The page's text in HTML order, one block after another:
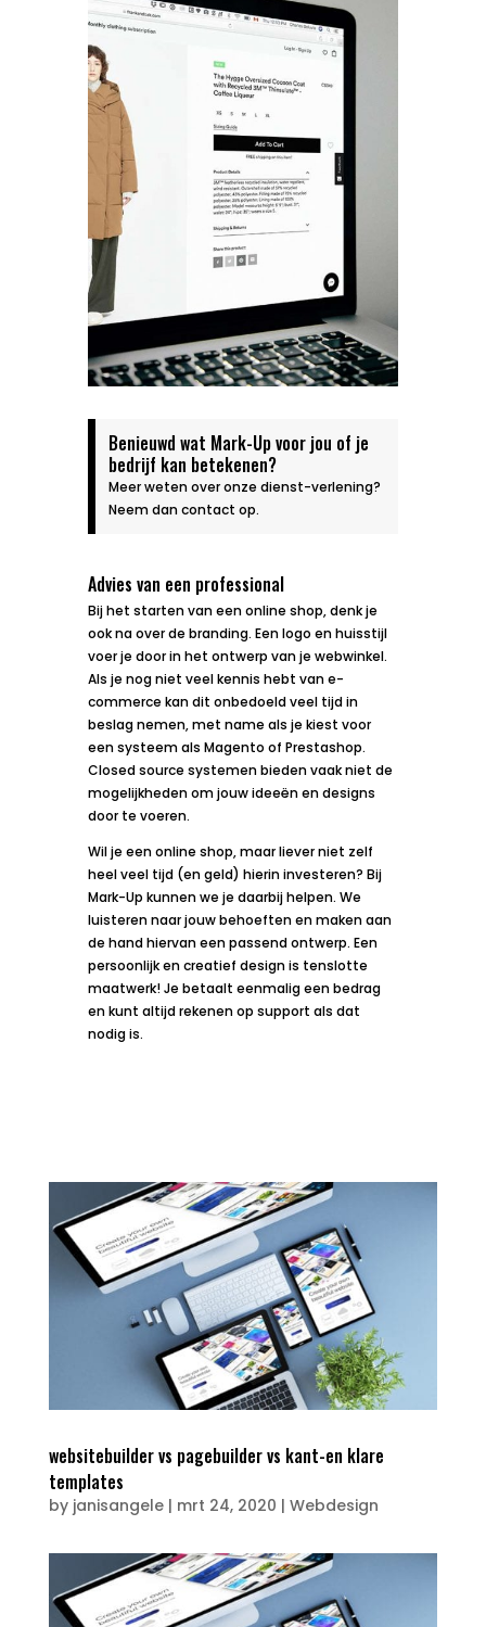
Benieuwd wat Mark-Up voor jou of je
bedrijf kan betekenen?
Meer weten over onze dienst-verlening?
Neem dan contact op.
Advies van een professional
Bij het starten van een online shop, denk je
ook na over de branding. Een logo en huisstijl
voer je door in het ontwerp van je webwinkel.
Als je nog niet veel kennis hebt van e-
commerce kan dit onbedoeld veel tijd in
beslag nemen, met name als je kiest voor
een systeem als Magento of Prestashop.
Closed source systemen bieden vaak niet de
mogelijkheden om jouw ideeën en designs
door te voeren.
Wil je een online shop, maar liever niet zelf
heel veel tijd (en geld) hierin investeren? Bij
Mark-Up kunnen we je daarbij helpen. We
luisteren naar jouw behoeften en maken aan
de hand hiervan een passend ontwerp. Een
persoonlijk en creatief design is tenslotte
maatwerk! Je betaalt eenmalig een bedrag
en kunt altijd rekenen op support als dat
nodig is.
websitebuilder vs pagebuilder vs kant-en klare
templates
by janisangele| mrt 24, 2020 | Webdesign